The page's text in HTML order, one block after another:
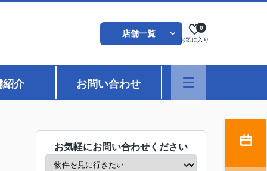
店舗一覧
お気に入り
0
紹介 お問い合わせ
お気軽にお問い合わせください